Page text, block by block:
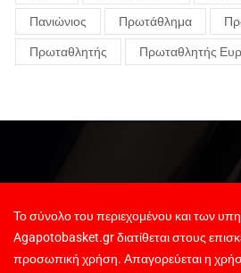
Πανιώνιος Πρωτάθλημα
Πρωταθλητής Πρωταθλητής
Το σύνολο του περιεχομένου και των
Agapotobasket.gr διατίθεται στους
προσωπική χρήση. Απαγορεύεται η